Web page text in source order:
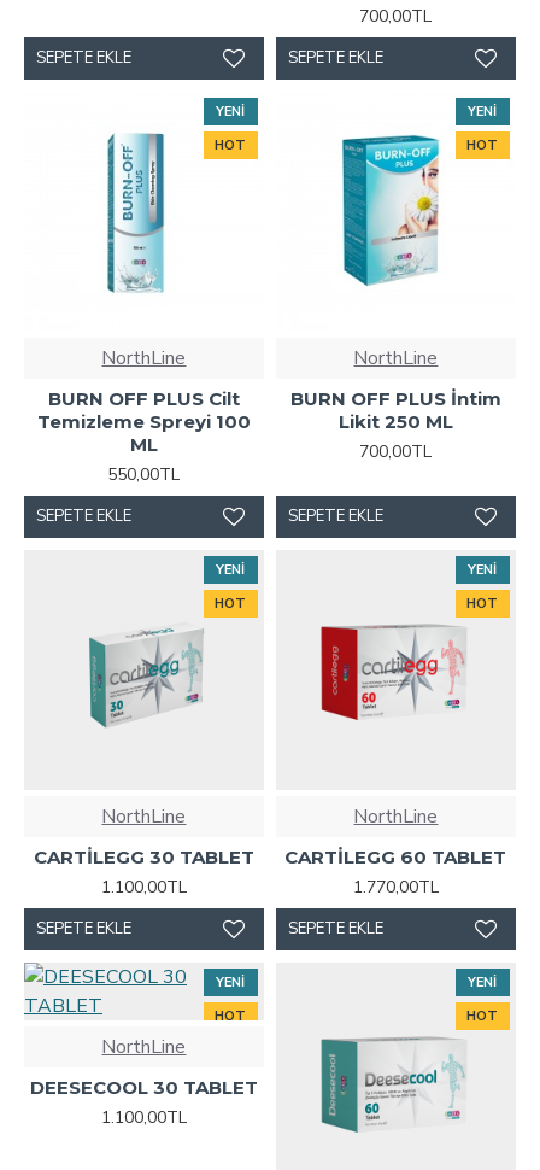
SEPETE EKLE
700,00TL
SEPETE EKLE
YENI
HOT
NorthLine
BURN OFF PLUS Cilt
Temizleme Spreyi 100
ML
550,00TL
SEPETE EKLE
YENI
HOT
NorthLine
BURN OFF PLUS İntim
Likit 250 ML
700,00TL
SEPETE EKLE
YENI
HOT
NorthLine
CARTİLEGG 30 TABLET
1.100,00TL
SEPETE EKLE
YENI
HOT
NorthLine
CARTİLEGG 60 TABLET
1.770,00TL
SEPETE EKLE
YENI
HOT
NorthLine
DEESECOOL 30 TABLET
1.100,00TL
YENI
HOT